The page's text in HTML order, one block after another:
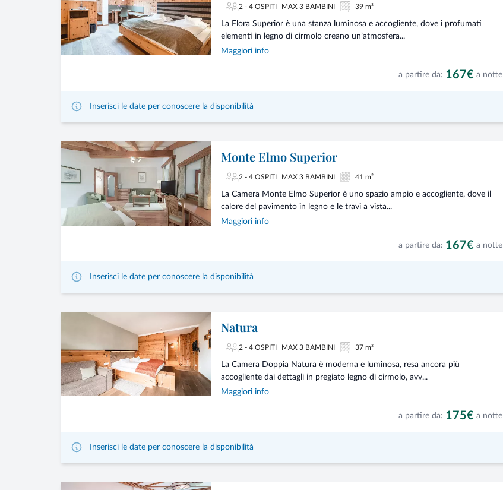
2 - 4 OSPITI MAX 3 BAMBINI 39 m²
La Flora Superior è una stanza luminosa e accogliente, dove i profumati
elementi in legno di cirmolo creano un’atmosfera...
Maggiori info
a partire da: 167€ a notte
Inserisci le date per conoscere la disponibilità
Monte Elmo Superior
2 - 4 OSPITI MAX 3 BAMBINI 41 m²
La Camera Monte Elmo Superior è uno spazio ampio e accogliente, dove il
calore del pavimento in legno e le travi a vista...
Maggiori info
a partire da: 167€ a notte
Inserisci le date per conoscere la disponibilità
Natura
2 - 4 OSPITI MAX 3 BAMBINI 37 m²
La Camera Doppia Natura è moderna e luminosa, resa ancora più
accogliente dai dettagli in pregiato legno di cirmolo, avv...
Maggiori info
a partire da: 175€ a notte
Inserisci le date per conoscere la disponibilità